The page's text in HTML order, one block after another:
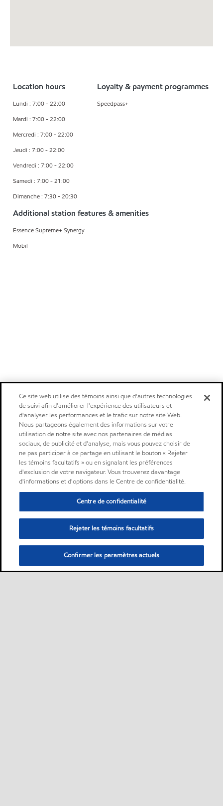
Location hours
Lundi : 7:00 - 22:00
Mardi : 7:00 - 22:00
Mercredi : 7:00 - 22:00
Jeudi : 7:00 - 22:00
Vendredi : 7:00 - 22:00
Samedi : 7:00 - 21:00
Dimanche : 7:30 - 20:30
Loyalty & payment programmes
Speedpass+
Additional station features & amenities
Essence Supreme+ Synergy
Mobil
Ce site web utilise des témoins ainsi que d'autres technologies
de suivi afin d'améliorer l'expérience des utilisateurs et
d'analyser les performances et le trafic sur notre site Web.
Nous partageons également des informations sur votre
utilisation de notre site avec nos partenaires de médias
sociaux, de publicité et d'analyse, mais vous pouvez choisir de
ne pas participer à ce partage en utilisant le bouton « Rejeter
les témoins facultatifs » ou en signalant les préférences
d'exclusion de votre navigateur. Vous trouverez davantage
d'informations et d'options dans le Centre de confidentialité.
Centre de confidentialité
Rejeter les témoins facultatifs
Confirmer les paramètres actuels